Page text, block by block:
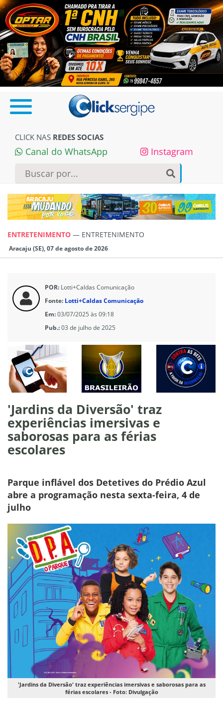
CLICK NAS REDES SOCIAS
Canal do WhatsApp Instagram
ENTRETENIMENTO — ENTRETENIMENTO
Aracaju (SE), 07 de agosto de 2026
POR: Lotti+Caldas Comunicação
Fonte: Lotti+Caldas Comunicação
Em:03/07/2025 às 09:18
Pub.:03 de julho de 2025
'Jardins da Diversão' traz
experiências imersivas e
saborosas para as férias
escolares
Parque inflável dos Detetives do Prédio Azul
abre a programação nesta sexta-feira, 4 de
julho
'Jardins da Diversão' traz experiências imersivas e saborosas para as
férias escolares - Foto: Divulgação